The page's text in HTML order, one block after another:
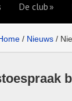
De club
/ Nieuws /